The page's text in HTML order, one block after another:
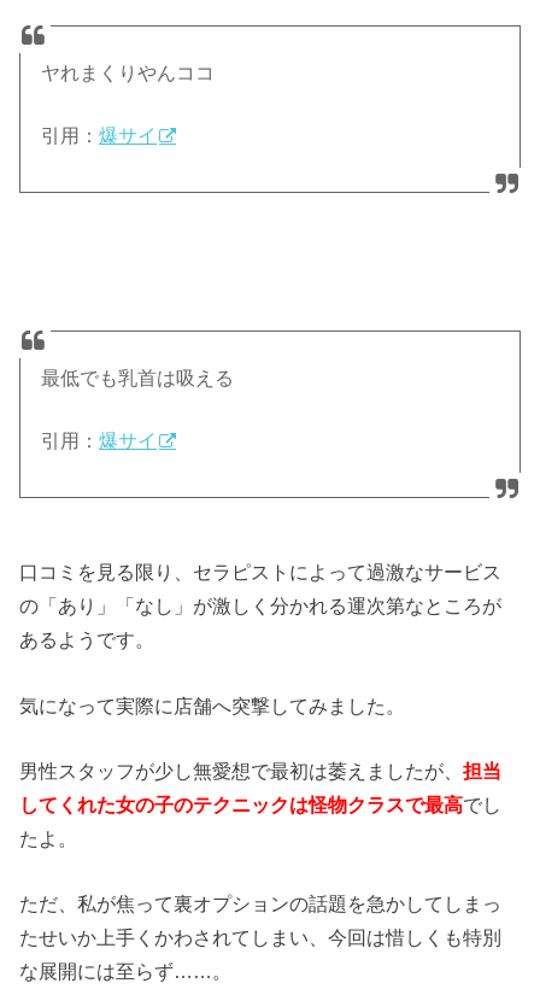
ヤれまくりやんココ
引用：爆サイ
最低でも乳首は吸える
引用：爆サイ
口コミを見る限り、セラピストによって過激なサービス
の「あり」「なし」が激しく分かれる運次第なところが
あるようです。
気になって実際に店舗へ突撃してみました。
男性スタッフが少し無愛想で最初は萎えましたが、担当
してくれた女の子のテクニックは怪物クラスで最高でし
たよ。
ただ、私が焦って裏オプションの話題を急かしてしまっ
たせいか上手くかわされてしまい、今回は惜しくも特別
な展開には至らず……。